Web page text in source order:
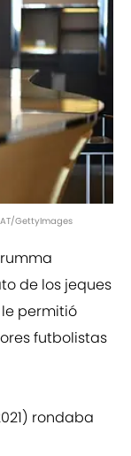
GettyImages
de los jeques
permitió
futbolistas
rondaba